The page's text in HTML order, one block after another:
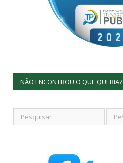
NÃO ENCONTROU O QUE QUERIA?